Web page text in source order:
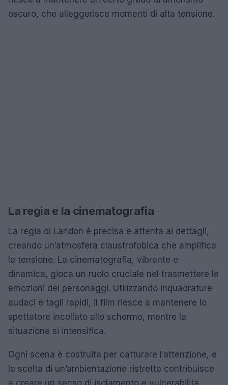
oscuro, che alleggerisce momenti di alta tensione.
La regia e la cinematografia
La regia di Landon è precisa e attenta ai dettagli,
creando un’atmosfera claustrofobica che amplifica
la tensione. La cinematografia, vibrante e
dinamica, gioca un ruolo cruciale nel trasmettere le
emozioni dei personaggi. Utilizzando inquadrature
audaci e tagli rapidi, il film riesce a mantenere lo
spettatore incollato allo schermo, mentre la
situazione si intensifica.
Ogni scena è costruita per catturare l’attenzione, e
la scelta di un’ambientazione ristretta contribuisce
a creare un senso di isolamento e vulnerabilità.